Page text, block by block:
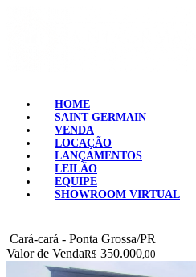
HOME
SAINT GERMAIN
VENDA
LOCAÇÃO
LANÇAMENTOS
LEILÃO
EQUIPE
SHOWROOM VIRTUAL
Cará-cará - Ponta Grossa/PR
Valor de VendaR$ 350.000 ,00